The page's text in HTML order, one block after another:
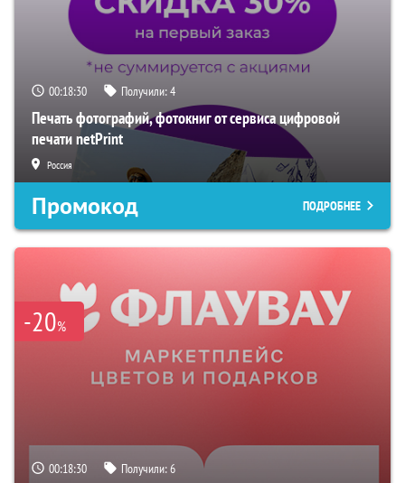
00:18:29 Получили:4
Печать фотографий, фотокниг от сервиса цифровой
печати netPrint
Россия
Промокод ПОДРОБНЕЕ
-20%
00:18:29 Получили:6